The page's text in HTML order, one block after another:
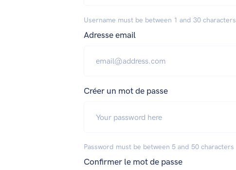
Username must be between 1 and 30 characters
Adresse email
Créer un mot de passe
Password must be between 5 and 50 characters
Confirmer le mot de passe